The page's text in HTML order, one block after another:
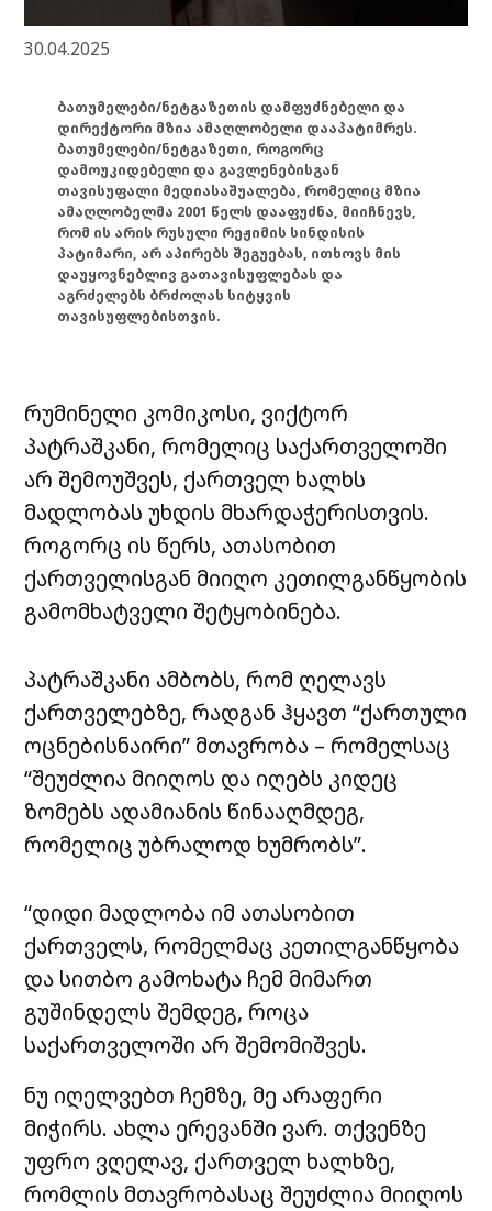
30.04.2025
ბათუმელები/ნეტგაზეთის დამფუძნებელი და
დირექტორი მზია ამაღლობელი დააპატიმრეს.
ბათუმელები/ნეტგაზეთი, როგორც
დამოუკიდებელი და გავლენებისგან
თავისუფალი მედიასაშუალება, რომელიც მზია
ამაღლობელმა 2001 წელს დააფუძნა, მიიჩნევს,
რომ ის არის რუსული რეჟიმის სინდისის
პატიმარი, არ აპირებს შეგუებას, ითხოვს მის
დაუყოვნებლივ გათავისუფლებას და
აგრძელებს ბრძოლას სიტყვის
თავისუფლებისთვის.
რუმინელი კომიკოსი, ვიქტორ
პატრაშკანი, რომელიც საქართველოში
არ შემოუშვეს, ქართველ ხალხს
მადლობას უხდის მხარდაჭერისთვის.
როგორც ის წერს, ათასობით
ქართველისგან მიიღო კეთილგანწყობის
გამომხატველი შეტყობინება.
პატრაშკანი ამბობს, რომ ღელავს
ქართველებზე, რადგან ჰყავთ “ქართული
ოცნებისნაირი” მთავრობა – რომელსაც
“შეუძლია მიიღოს და იღებს კიდეც
ზომებს ადამიანის წინააღმდეგ,
რომელიც უბრალოდ ხუმრობს”.
“დიდი მადლობა იმ ათასობით
ქართველს, რომელმაც კეთილგანწყობა
და სითბო გამოხატა ჩემ მიმართ
გუშინდელს შემდეგ, როცა
საქართველოში არ შემომიშვეს.
ნუ იღელვებთ ჩემზე, მე არაფერი
მიჭირს. ახლა ერევანში ვარ. თქვენზე
უფრო ვღელავ, ქართველ ხალხზე,
რომლის მთავრობასაც შეუძლია მიიღოს